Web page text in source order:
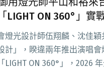
LIGHT ON 360°」實
月展開
燈光設計師伍翔麟、沈佳穎
計」，睽違兩年推出演唱會
LIGHT ON 360°」，2026 年